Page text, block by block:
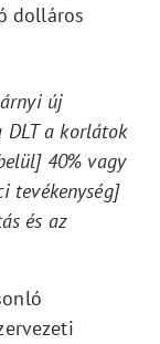
dolláros
új
DLT a korlátok
40% vagy
tevékenység]
és az